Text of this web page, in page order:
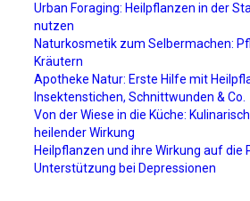
Urban Foraging: Heilpflanzen in der
nutzen
Naturkosmetik zum Selbermachen:
Kräutern
Apotheke Natur: Erste Hilfe mit
Insektenstichen, Schnittwunden & Co.
Von der Wiese in die Küche:
heilender Wirkung
Heilpflanzen und ihre Wirkung auf die
Unterstützung bei Depressionen